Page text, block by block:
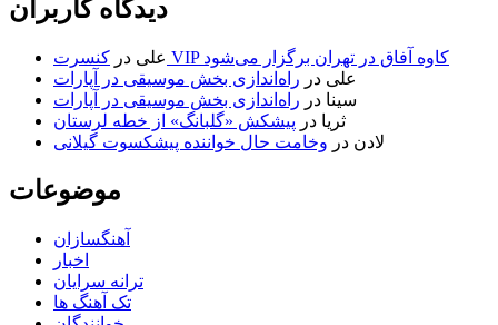
دیدگاه کاربران
علی در
کنسرت VIP کاوه آفاق در تهران برگزار می‌شود
علی در راه‌اندازی بخش موسیقی در آپارات
سینا در راه‌اندازی بخش موسیقی در آپارات
ثریا در پیشکش «گلبانگ» از خطه لرستان
لادن در وخامت حال خواننده پیشکسوت گیلانی
موضوعات
آهنگسازان
اخبار
ترانه سرایان
تک آهنگ ها